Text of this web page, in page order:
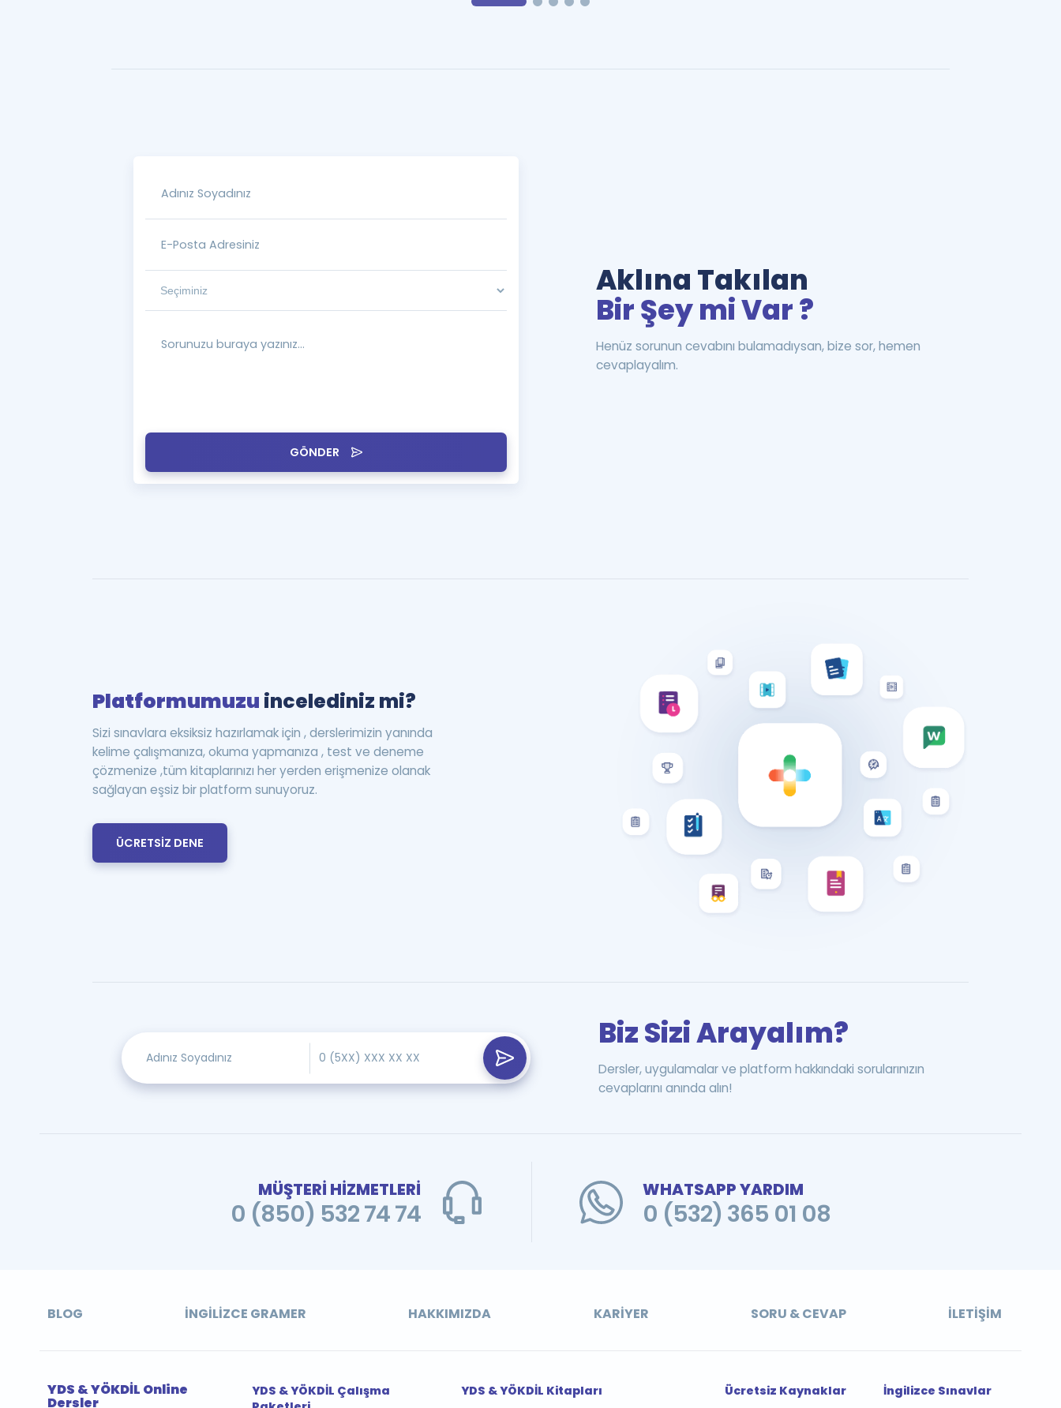
GÖNDER
Aklına Takılan
Bir Şey mi Var ?
Henüz sorunun cevabını bulamadıysan, bize sor, hemen
cevaplayalım.
Platformumuzu incelediniz mi?
Sizi sınavlara eksiksiz hazırlamak için , derslerimizin yanında
kelime çalışmanıza, okuma yapmanıza , test ve deneme
çözmenize ,tüm kitaplarınızı her yerden erişmenize olanak
sağlayan eşsiz bir platform sunuyoruz.
ÜCRETSİZ DENE
Biz Sizi Arayalım?
Dersler, uygulamalar ve platform hakkındaki sorularınızın
cevaplarını anında alın!
MÜŞTERİ HİZMETLERİ
0 (850) 532 74 74
WHATSAPP YARDIM
0 (532) 365 01 08
BLOG İNGILIZCE GRAMER HAKKIMIZDA KARIYER SORU & CEVAP İLETIŞIM
YDS & YÖKDİL Online
Dersler
YDS & YÖKDİL Çalışma
YDS & YÖKDİL Kitapları Ücretsiz Kaynaklar İngilizce Sınavlar